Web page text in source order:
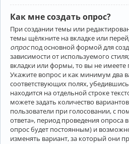
Как мне создать опрос?
При создании темы или
темы щёлкните на вкладке или
опроспод основной формой для
зависимости от используемого
вкладки или формы, то вы не имеете
Укажите вопрос и как минимум два
соответствующих полях,
находится на отдельной строке
можете задать количество
пользователи при голосовании, с
ответа», период проведения опроса
опрос будет постоянным) и
изменять вариант, за который они